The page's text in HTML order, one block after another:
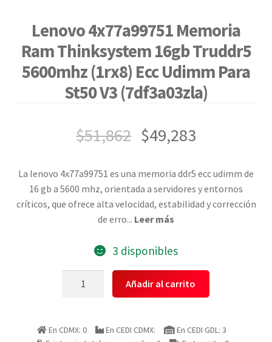
Lenovo 4x77a99751 Memoria
Ram Thinksystem 16gb Truddr5
5600mhz (1rx8) Ecc Udimm Para
St50 V3 (7df3a03zla)
$51,862 $49,283
La lenovo 4x77a99751 es una memoria ddr5 ecc udimm de
16 gb a 5600 mhz, orientada a servidores y entornos
críticos, que ofrece alta velocidad, estabilidad y corrección
de erro... Leer más
3 disponibles
Thinksystem
Añadir al carrito
En CDMX: 0 En CEDI CDMX:
En CEDI GDL: 3